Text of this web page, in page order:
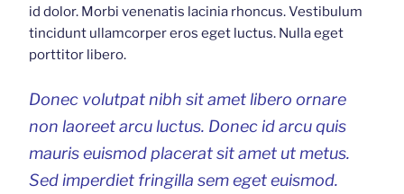
id dolor. Morbi venenatis lacinia rhoncus. Vestibulum
tincidunt ullamcorper eros eget luctus. Nulla eget
porttitor libero.
Donec volutpat nibh sit amet libero ornare
non laoreet arcu luctus. Donec id arcu quis
mauris euismod placerat sit amet ut metus.
Sed imperdiet fringilla sem eget euismod.